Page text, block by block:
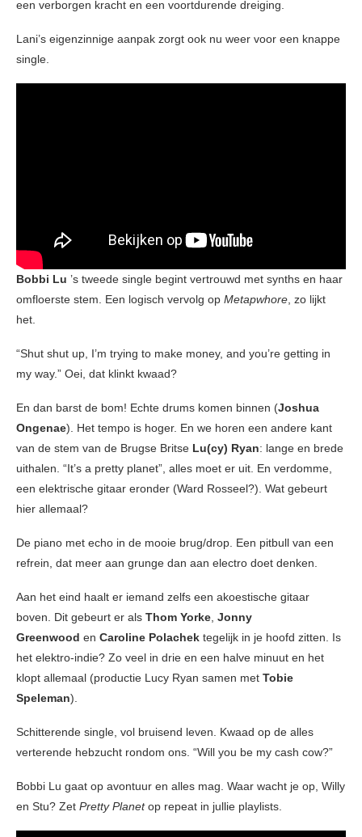
een verborgen kracht en een voortdurende dreiging.
Lani’s eigenzinnige aanpak zorgt ook nu weer voor een knappe
single.
Bobbi Lu ’s tweede single begint vertrouwd met synths en haar
omfloerste stem. Een logisch vervolg op Metapwhore , zo lijkt
het.
“Shut shut up, I’m trying to make money, and you’re getting in
my way.” Oei, dat klinkt kwaad?
En dan barst de bom! Echte drums komen binnen (Joshua
Ongenae). Het tempo is hoger. En we horen een andere kant
van de stem van de Brugse Britse Lu(cy) Ryan: lange en brede
uithalen. “It’s a pretty planet”, alles moet er uit. En verdomme,
een elektrische gitaar eronder (Ward Rosseel?). Wat gebeurt
hier allemaal?
De piano met echo in de mooie brug/drop. Een pitbull van een
refrein, dat meer aan grunge dan aan electro doet denken.
Aan het eind haalt er iemand zelfs een akoestische gitaar
boven. Dit gebeurt er als Thom Yorke Jonny
Greenwood en Caroline Polachek tegelijk in je hoofd zitten. Is
het elektro-indie? Zo veel in drie en een halve minuut en het
klopt allemaal (productie Lucy Ryan samen met Tobie
Speleman).
Schitterende single, vol bruisend leven. Kwaad op de alles
verterende hebzucht rondom ons. “Will you be my cash cow?”
Bobbi Lu gaat op avontuur en alles mag. Waar wacht je op, Willy
en Stu? Zet Pretty Planetop repeat in jullie playlists.